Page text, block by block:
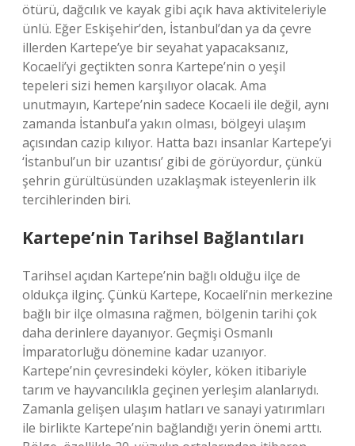
ötürü, dağcılık ve kayak gibi açık hava aktiviteleriyle
ünlü. Eğer Eskişehir’den, İstanbul’dan ya da çevre
illerden Kartepe’ye bir seyahat yapacaksanız,
Kocaeli’yi geçtikten sonra Kartepe’nin o yeşil
tepeleri sizi hemen karşılıyor olacak. Ama
unutmayın, Kartepe’nin sadece Kocaeli ile değil, aynı
zamanda İstanbul’a yakın olması, bölgeyi ulaşım
açısından cazip kılıyor. Hatta bazı insanlar Kartepe’yi
‘İstanbul’un bir uzantısı’ gibi de görüyordur, çünkü
şehrin gürültüsünden uzaklaşmak isteyenlerin ilk
tercihlerinden biri.
Kartepe’nin Tarihsel Bağlantıları
Tarihsel açıdan Kartepe’nin bağlı olduğu ilçe de
oldukça ilginç. Çünkü Kartepe, Kocaeli’nin merkezine
bağlı bir ilçe olmasına rağmen, bölgenin tarihi çok
daha derinlere dayanıyor. Geçmişi Osmanlı
İmparatorluğu dönemine kadar uzanıyor.
Kartepe’nin çevresindeki köyler, köken itibariyle
tarım ve hayvancılıkla geçinen yerleşim alanlarıydı.
Zamanla gelişen ulaşım hatları ve sanayi yatırımları
ile birlikte Kartepe’nin bağlandığı yerin önemi arttı.